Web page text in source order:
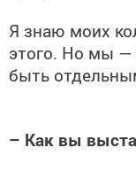
Я знаю моих
этого. Но мы —
быть
– Как вы